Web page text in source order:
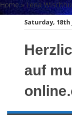
Skip
to
Home» Lena
Saturday, 18th
auf